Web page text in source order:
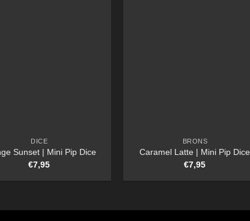
DICE
Sunset | Mini Pip Dice
€7,95
BRONS
Caramel Latte | Mini Pip Dice
€7,95